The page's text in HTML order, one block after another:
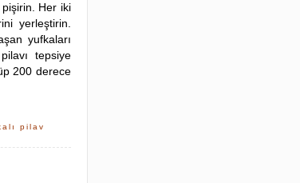
pişirin. Her iki
yerleştirin.
yufkaları
tepsiye
200 derece
pilav